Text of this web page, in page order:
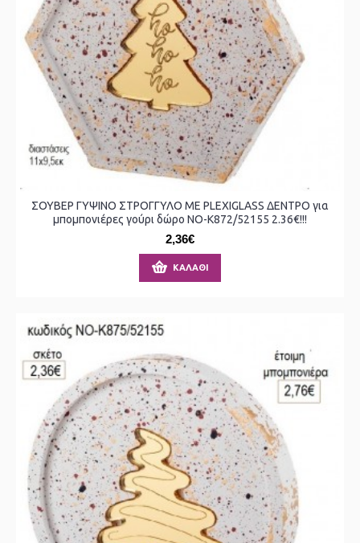
ΣΟΥΒΕΡ ΓΥΨΙΝΟ ΣΤΡΟΓΓΥΛΟ ΜΕ PLEXIGLASS ΔΕΝΤΡΟ για
μπομπονιέρες γούρι δώρο ΝΟ-Κ872/52155 2.36€!!!
2,36€
ΚΑΛΆΘΙ